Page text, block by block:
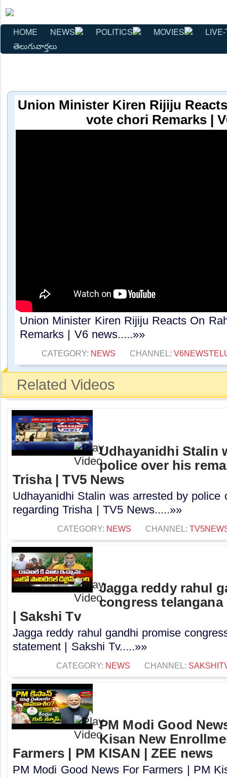
HOME NEWS POLITICS MOVIES
తెలుగువార్తలు
Union Minister Kiren Rijiju
vote chori Remarks |
Union Minister Kiren Rijiju Reacts On
Remarks | V6 news.....»»
CATEGORY: NEWS CHANNEL:
Related Videos
Udhayanidhi Stalin
police over his
Trisha | TV5 News
Udhayanidhi Stalin was arrested by police
regarding Trisha | TV5 News.....»»
CATEGORY: NEWS CHANNEL:
Jagga reddy rahul
congress
| Sakshi Tv
Jagga reddy rahul gandhi promise
statement | Sakshi Tv.....»»
CATEGORY: NEWS CHANNEL:
PM Modi Good
Kisan New
Farmers | PM KISAN | ZEE news
PM Modi Good News For Farmers | PM